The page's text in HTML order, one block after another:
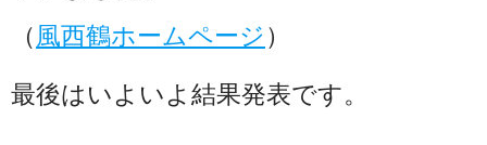
（風西鶴ホームページ）
最後はいよいよ結果発表です。